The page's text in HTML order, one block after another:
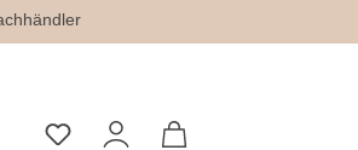
Du hast 0 Produkte auf dem